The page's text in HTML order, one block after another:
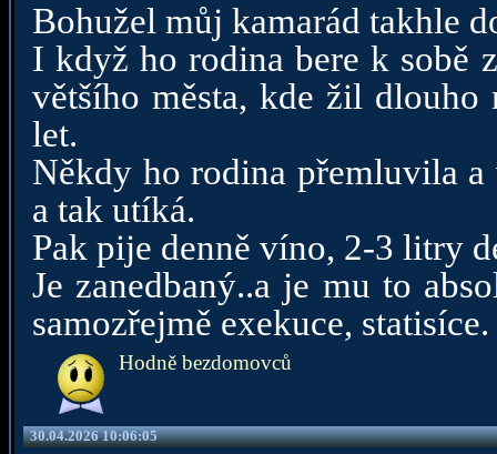
Bohužel můj kamarád takhle
I když ho rodina bere k sobě
většího města, kde žil
let.
Někdy ho rodina přemluvila
a tak utíká.
Pak pije denně víno, 2-3 litry
Je zanedbaný..a je mu to
samozřejmě exekuce, statisíce.
Hodně bezdomovců
30.04.2026 10:06:05